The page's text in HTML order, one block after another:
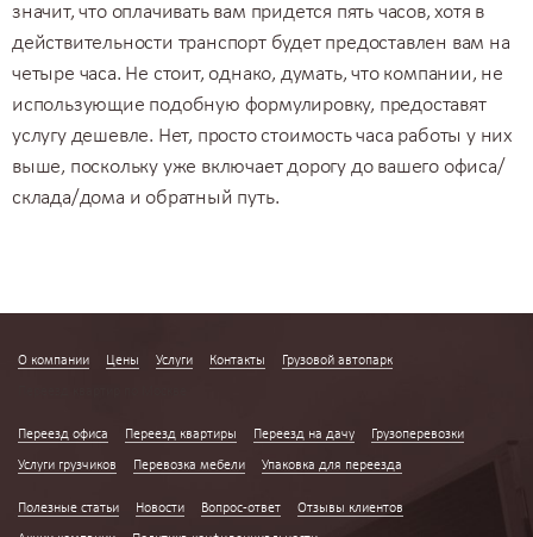
значит, что оплачивать вам придется пять часов, хотя в
действительности транспорт будет предоставлен вам на
четыре часа. Не стоит, однако, думать, что компании, не
использующие подобную формулировку, предоставят
услугу дешевле. Нет, просто стоимость часа работы у них
выше, поскольку уже включает дорогу до вашего офиса/
склада/дома и обратный путь.
О компании Цены Услуги Контакты Грузовой автопарк
Переезд офиса Переезд квартиры Переезд на дачу Грузоперевозки
Услуги грузчиков Перевозка мебели Упаковка для переезда
Полезные статьи Новости Вопрос-ответ Отзывы клиентов